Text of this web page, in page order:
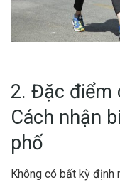
2. Đặc điểm
Cách nhận
phố
Không có bất kỳ định